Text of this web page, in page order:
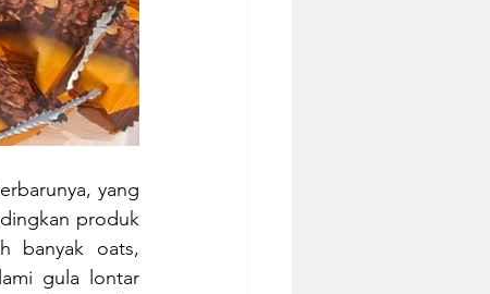
yang
produk
banyak oats,
gula lontar